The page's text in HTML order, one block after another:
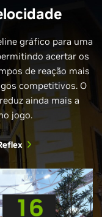
gráfico para uma
acertar os
de reação mais
competitivos. O
ainda mais a
jogo.